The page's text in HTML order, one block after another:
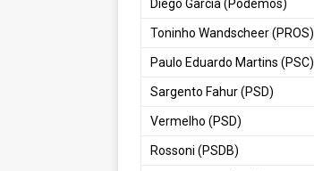
Diego Garcia (Podemos)
Toninho Wandscheer (PROS)
Paulo Eduardo Martins (PSC)
Sargento Fahur (PSD)
Vermelho (PSD)
Rossoni (PSDB)